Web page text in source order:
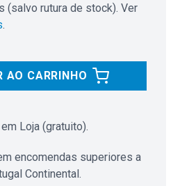
(salvo rutura de stock). Ver
.
AO CARRINHO
Loja (gratuito).
encomendas superiores a
Continental.